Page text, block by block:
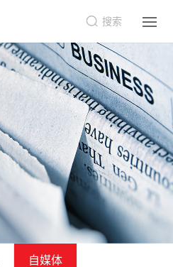
搜索
自媒体